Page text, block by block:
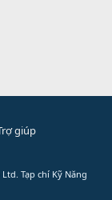
giúp
Ltd. Tạp chí Kỹ Năng